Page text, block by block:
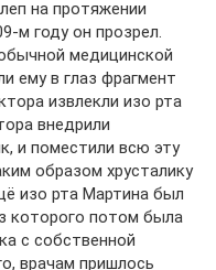
на протяжении
м году он прозрел.
медицинской
ему в глаз фрагмент
извлекли изо рта
внедрили
и поместили всю эту
образом хрусталику
изо рта Мартина был
которого потом была
с собственной
врачам пришлось